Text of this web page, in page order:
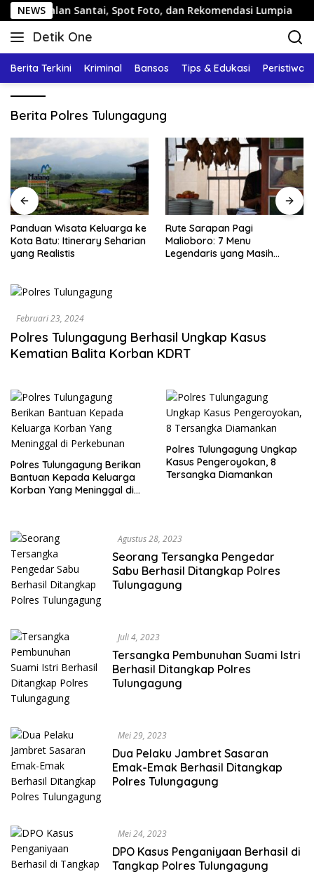
Langsung
ke
konten
NEWSSantai, Spot Foto, dan Rekomendasi Lumpia
Detik One
Tajam
Fakta
Berita Terkini Kriminal Bansos Tips & Edukasi Peristiwa
Berita Polres Tulungagung
Panduan Wisata Keluarga ke
Kota Batu: Itinerary Seharian
yang Realistis
Rute Sarapan Pagi
Malioboro: 7 Menu
Legendaris yang Masih
Februari 23, 2024
Polres Tulungagung Berhasil Ungkap Kasus
Kematian Balita Korban KDRT
Polres Tulungagung Berikan
Bantuan Kepada Keluarga
Korban Yang Meninggal di
Polres Tulungagung Ungkap
Kasus Pengeroyokan, 8
Tersangka Diamankan
Agustus 28, 2023
Seorang Tersangka Pengedar
Sabu Berhasil Ditangkap Polres
Tulungagung
Juli 4, 2023
Tersangka Pembunuhan Suami Istri
Berhasil Ditangkap Polres
Tulungagung
Mei 29, 2023
Dua Pelaku Jambret Sasaran
Emak-Emak Berhasil Ditangkap
Polres Tulungagung
Mei 24, 2023
DPO Kasus Penganiyaan Berhasil di
Tangkap Polres Tulungagung